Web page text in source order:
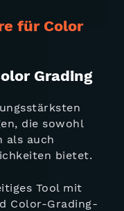
für Color
Grading
die sowohl
als auch
bietet.
Tool mit
Color-Grading-